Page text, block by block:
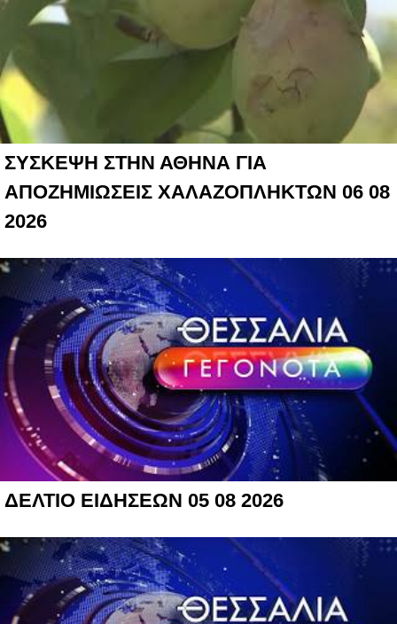
ΣΥΣΚΕΨΗ ΣΤΗΝ ΑΘΗΝΑ ΓΙΑ
ΑΠΟΖΗΜΙΩΣΕΙΣ ΧΑΛΑΖΟΠΛΗΚΤΩΝ 06 08
2026
ΔΕΛΤΙΟ ΕΙΔΗΣΕΩΝ 05 08 2026